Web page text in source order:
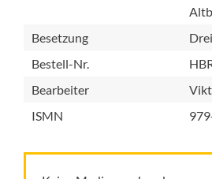
Besetzung
Bestell-Nr.
Bearbeiter
ISMN